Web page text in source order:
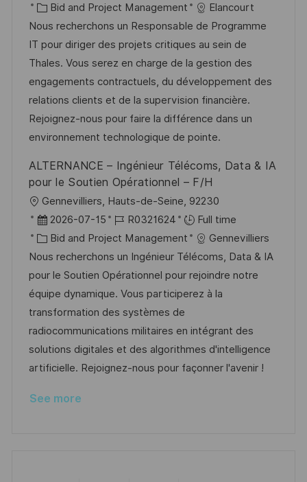
c
a
t
i
o
n
s
t
e
d
D
a
t
e
o
b
I
d
C
a
t
e
g
o
r
y
Bid and Project Management
Elancourt
Nous recherchons un Responsable de Programme
IT pour diriger des projets critiques au sein de
Thales. Vous serez en charge de la gestion des
engagements contractuels, du développement des
relations clients et de la supervision financière.
Rejoignez-nous pour faire la différence dans un
environnement technologique de pointe.
ALTERNANCE – Ingénieur Télécoms, Data & IA
pour le Soutien Opérationnel – F/H
L
o
c
a
t
i
o
n
Gennevilliers, Hauts-de-Seine, 92230
P
o
s
t
e
d
D
a
t
2026-07-15
J
o
b
I
d
R0321624
Full time
C
a
t
e
g
o
r
y
Bid and Project Management
Gennevilliers
Nous recherchons un Ingénieur Télécoms, Data & IA
pour le Soutien Opérationnel pour rejoindre notre
équipe dynamique. Vous participerez à la
transformation des systèmes de
radiocommunications militaires en intégrant des
solutions digitales et des algorithmes d'intelligence
artificielle. Rejoignez-nous pour façonner l'avenir !
See more